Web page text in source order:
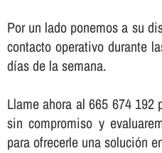
Por un lado ponemos a su
contacto operativo durante
dí­as de la semana.
Llame ahora al 665 674 192
sin compromiso y
para ofrecerle una solución